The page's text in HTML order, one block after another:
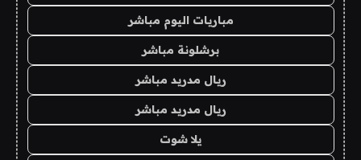
مباريات اليوم مباشر
برشلونة مباشر
ريال مدريد مباشر
ريال مدريد مباشر
يلا شوت